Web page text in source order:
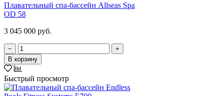
Плавательный спа-бассейн Allseas Spa
OD 58
3 045 000 руб.
−
+
В корзину
Быстрый просмотр